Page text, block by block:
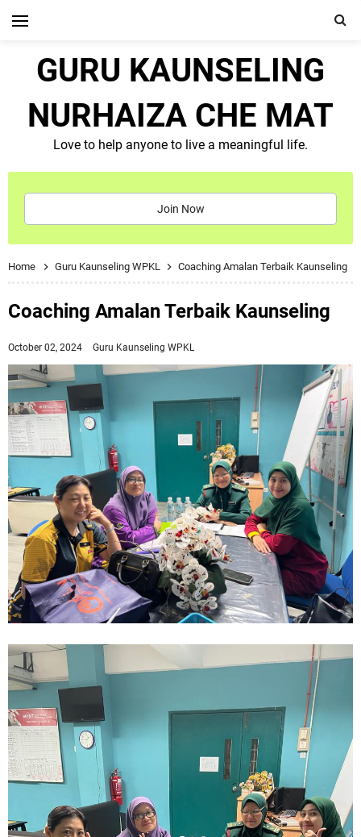
GURU KAUNSELING
NURHAIZA CHE MAT
Love to help anyone to live a meaningful life.
Join Now
Home Guru Kaunseling WPKL Coaching Amalan Terbaik Kaunseling
Coaching Amalan Terbaik Kaunseling
October 02, 2024 Guru Kaunseling WPKL